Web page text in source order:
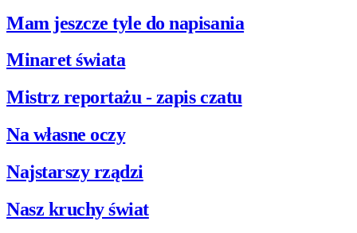
Mam jeszcze tyle do napisania
Minaret świata
Mistrz reportażu - zapis czatu
Na własne oczy
Najstarszy rządzi
Nasz kruchy świat